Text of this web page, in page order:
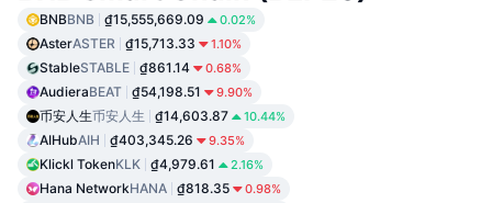
BNBBNB ₫15,555,669.09 0.02%
AsterASTER ₫15,713.33 1.10%
StableSTABLE ₫861.14 0.68%
AudieraBEAT ₫54,198.51 9.90%
币安人生币安人生 ₫14,603.87 10.44%
AIHubAIH ₫403,345.26 9.35%
Klickl TokenKLK ₫4,979.61 2.16%
Hana NetworkHANA ₫818.35 0.98%